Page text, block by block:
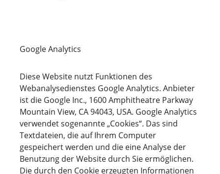
Google Analytics
Diese Website nutzt Funktionen des
Webanalysedienstes Google Analytics. Anbieter
ist die Google Inc., 1600 Amphitheatre Parkway
Mountain View, CA 94043, USA. Google Analytics
verwendet sogenannte „Cookies“. Das sind
Textdateien, die auf Ihrem Computer
gespeichert werden und die eine Analyse der
Benutzung der Website durch Sie ermöglichen.
Die durch den Cookie erzeugten Informationen